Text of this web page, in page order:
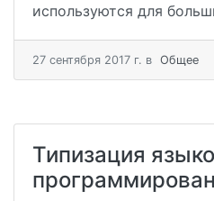
используются для
27 сентября 2017 г. в Общее
Типизация